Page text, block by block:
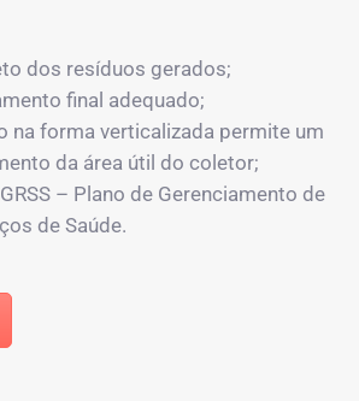
dos resíduos gerados;
final adequado;
na forma verticalizada permite um
da área útil do coletor;
– Plano de Gerenciamento de
de Saúde.